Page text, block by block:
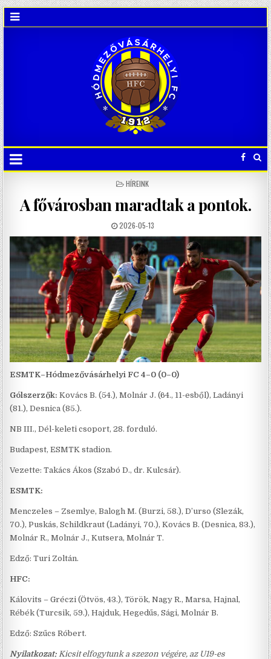
POSTED
HÍREINK
A fővárosban maradtak a pontok.
2026-05-13
ESMTK–Hódmezővásárhelyi FC 4–0 (0–0)
Gólszerzők:Kovács B. (54.), Molnár J. (64., 11-esből), Ladányi
(81.), Desnica (85.).
NB III., Dél-keleti csoport, 28. forduló.
Budapest, ESMTK stadion.
Vezette: Takács Ákos (Szabó D., dr. Kulcsár).
ESMTK:
Menczeles – Zsemlye, Balogh M. (Burzi, 58.), D’urso (Slezák,
70.), Puskás, Schildkraut (Ladányi, 70.), Kovács B. (Desnica, 83.),
Molnár R., Molnár J., Kutsera, Molnár T.
Edző: Turi Zoltán.
HFC:
Kálovits – Gréczi (Ötvös, 43.), Török, Nagy R., Marsa, Hajnal,
Rébék (Turcsik, 59.), Hajduk, Hegedűs, Sági, Molnár B.
Edző: Szűcs Róbert.
Nyilatkozat: Kicsit elfogytunk a szezon végére, az U19-es